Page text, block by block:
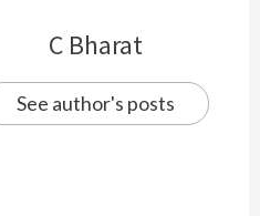
C Bharat
See author's posts